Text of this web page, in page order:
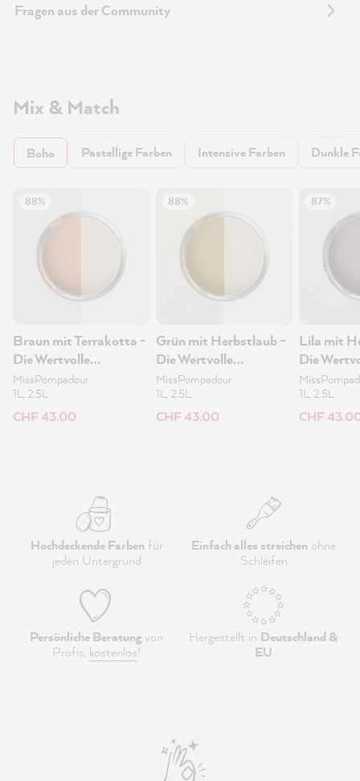
Fragen aus der Community
Mix & Match
Boho Pastellige Farben Intensive Farben Dunkle
88%
Braun mit Terrakotta -
Die Wertvolle
Wandfarbe 1L
MissPompadour
1L, 2.5L
CHF 43.00
88%
Grün mit Herbstlaub -
Die Wertvolle
Wandfarbe 1L
MissPompadour
1L, 2.5L
CHF 43.00
87%
Lila mit
Die
1L, 2.5L
CHF
Hochdeckende Farbenfür
jeden Untergrund
Einfach alles streichen ohne
Schleifen
Persönliche Beratungvon
Profis, kostenlos!
Hergestellt in Deutschland &
EU